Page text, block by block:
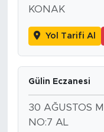
KONAK
Yol Tarifi Al
Gülin Eczanesi
30 AĞUSTOS
NO:7 AL